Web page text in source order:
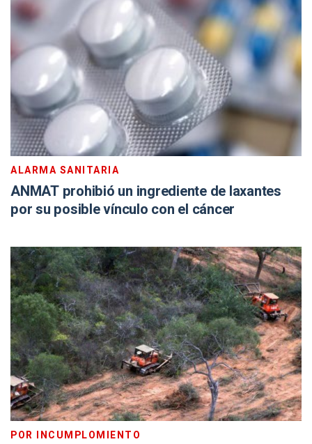
ALARMA SANITARIA
ANMAT prohibió un ingrediente de laxantes
por su posible vínculo con el cáncer
POR INCUMPLOMIENTO